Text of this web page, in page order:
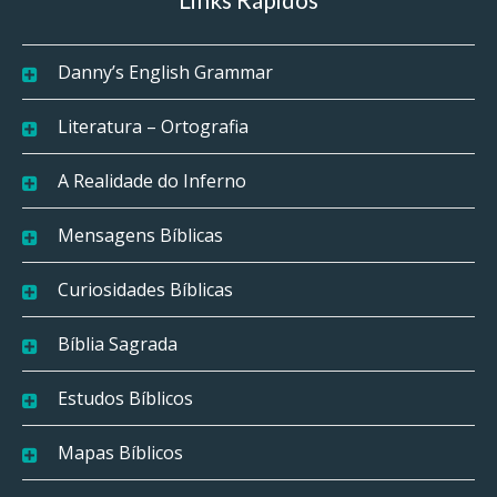
Danny’s English Grammar
Literatura – Ortografia
A Realidade do Inferno
Mensagens Bíblicas
Curiosidades Bíblicas
Bíblia Sagrada
Estudos Bíblicos
Mapas Bíblicos